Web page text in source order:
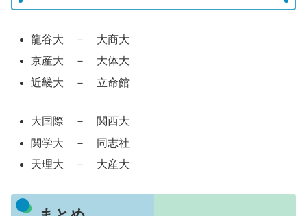
龍谷大 － 大商大
京産大 － 大体大
近畿大 － 立命館
大国際 － 関西大
関学大 － 同志社
天理大 － 大産大